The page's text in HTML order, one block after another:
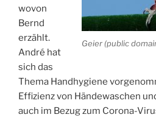
Geier (public
wovon
Bernd
erzählt.
André hat
sich das
Thema Handhygiene
Effizienz von Händewaschen
auch im Bezug zum Corona-